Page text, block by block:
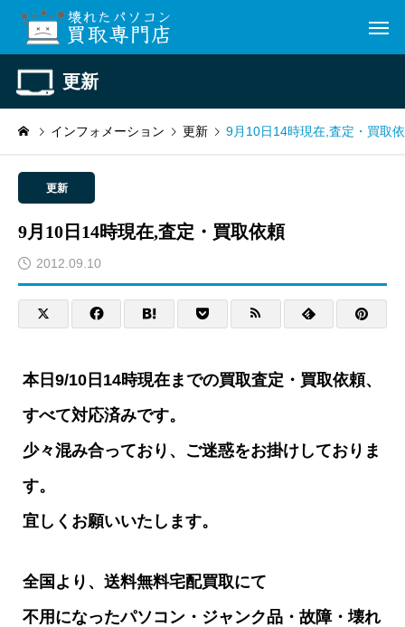
更新
インフォメーション 更新 9月10日14時現在,査定・買取
更新
9月10日14時現在,査定・買取依頼
2012.09.10
本日9/10日14時現在までの買取査定・買取依頼、
すべて対応済みです。
少々混み合っており、ご迷惑をお掛けしておりま
す。
宜しくお願いいたします。
全国より、送料無料宅配買取にて
不用になったパソコン・ジャンク品・故障・壊れ